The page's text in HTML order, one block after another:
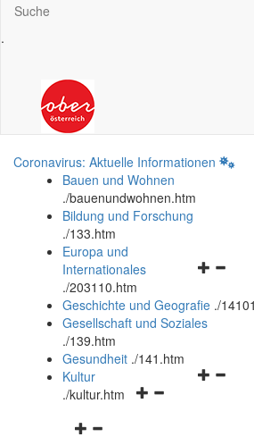
Suche
.
Coronavirus: Aktuelle Informationen
Bauen und Wohnen
./bauenundwohnen.htm
Bildung und Forschung
./133.htm
und
schließen
Europa und
Internationales
./203110.htm
Geschichte und Geografie ./
Gesellschaft und Soziales
./139.htm
Gesundheit ./141.htm
Navigationsmenü
Kultur
./kultur.htm
Navigationsmenü